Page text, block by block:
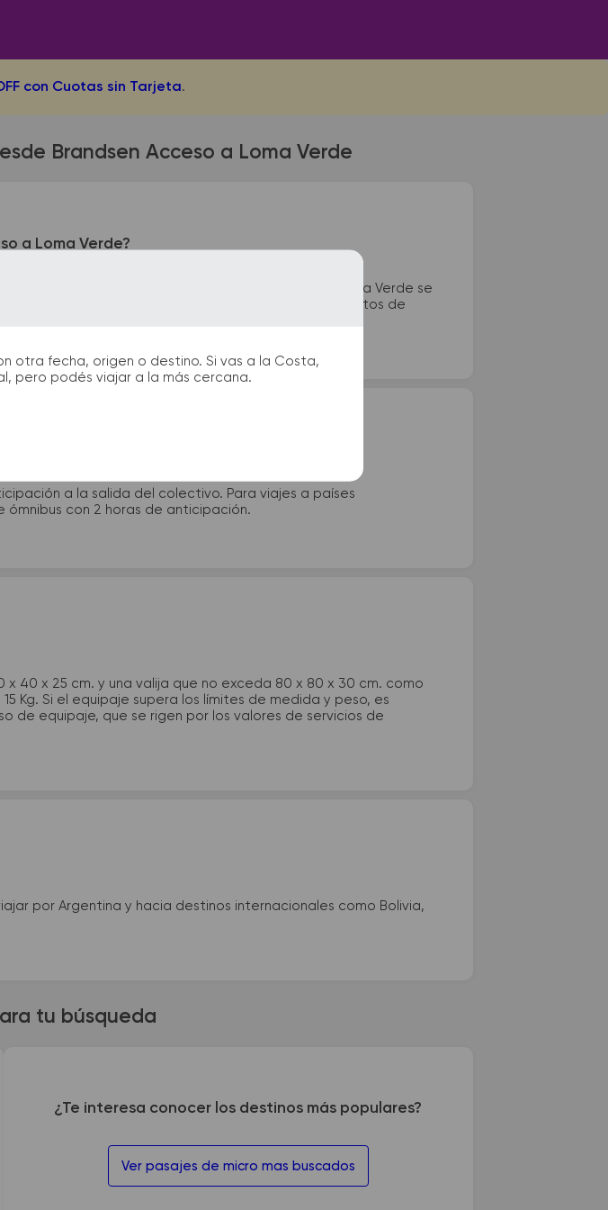
con Cuotas sin Tarjeta.
otra fecha, origen o destino. Si vas a la Costa,
pero podés viajar a la más cercana.
Brandsen Acceso a Loma Verde
a Loma Verde?
y Juan Cavagnis. La terminal de colectivos de Loma Verde se
kioscos, sanitarios, paradas de taxi o remis y puntos de
micros?
a la salida del colectivo. Para viajes a países
con 2 horas de anticipación.
40 x 25 cm. y una valija que no exceda 80 x 80 x 30 cm. como
Kg. Si el equipaje supera los límites de medida y peso, es
de equipaje, que se rigen por los valores de servicios de
por Argentina y hacia destinos internacionales como Bolivia,
tu búsqueda
¿Te interesa conocer los destinos más populares?
Ver pasajes de micro mas buscados